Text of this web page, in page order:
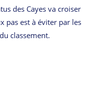
des Cayes va croiser
pas est à éviter par les
classement.